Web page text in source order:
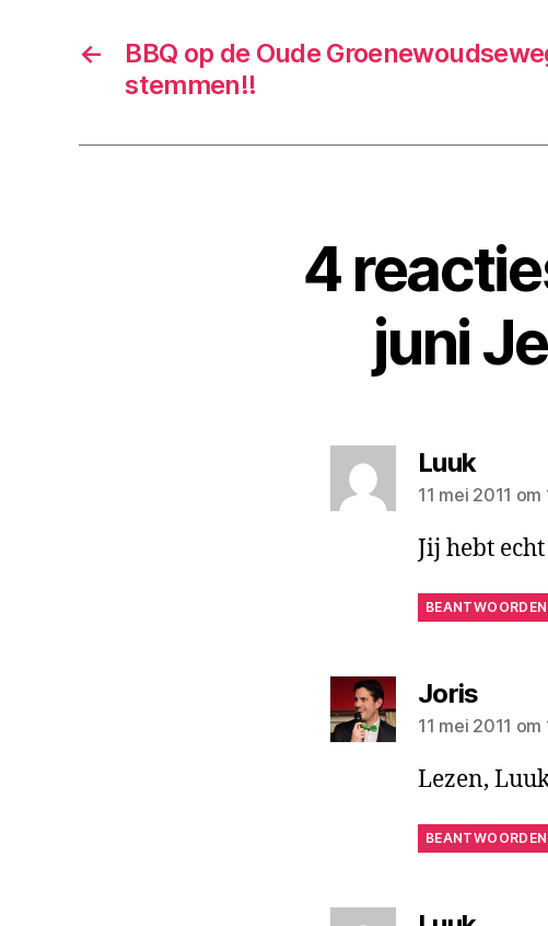
←
BBQ op de Oude
stemmen!!
4
juni
Luukzegt:
11 mei 2011 om
Jij hebt
BEANTWOORDEN
Joriszegt:
11 mei 2011 om
Lezen,
BEANTWOORDEN